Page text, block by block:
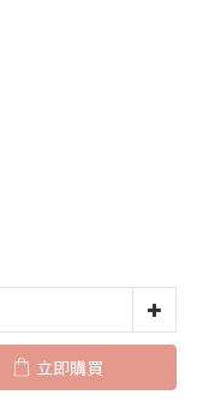
立即購買